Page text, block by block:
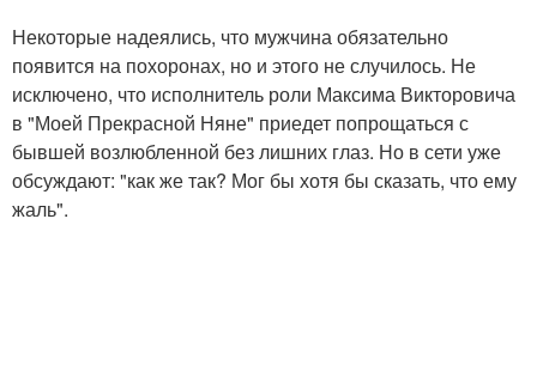
Некоторые надеялись, что мужчина обязательно
появится на похоронах, но и этого не случилось. Не
исключено, что исполнитель роли Максима Викторовича
в "Моей Прекрасной Няне" приедет попрощаться с
бывшей возлюбленной без лишних глаз. Но в сети уже
обсуждают: "как же так? Мог бы хотя бы сказать, что ему
жаль".